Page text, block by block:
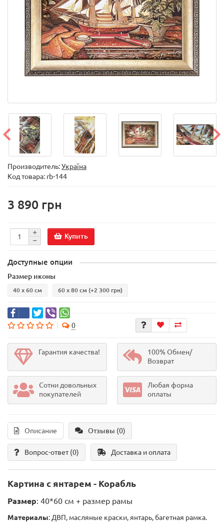
Производитель:Україна
Код товара: rb-144
3 890 грн
Купить
Доступные опции
Размер иконы
40 х 60 см 60 х 80 см (+2 300 грн)
0
Гарантия качества!
100% Обмен/
Возврат
Сотни довольных
покупателей
Любая форма
оплаты
Описание Отзывы (0)
Вопрос-ответ(0) Доставка и оплата
Картина с янтарем - Корабль
Размер: 40*60 см + размер рамы
Материалы: ДВП, масляные краски, янтарь, багетная рамка.